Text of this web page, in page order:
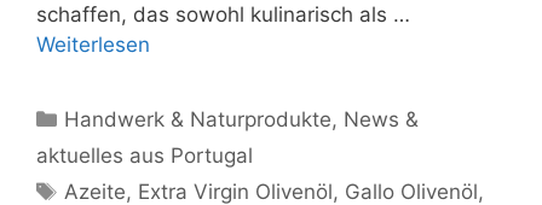
schaffen, das sowohl kulinarisch als …
Weiterlesen
Kategorien
Handwerk & Naturprodukte, News &
aktuelles aus Portugal
Schlagwörter
Azeite, Extra Virgin Olivenöl, Gallo Olivenöl,